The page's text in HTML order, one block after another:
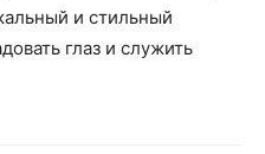
и стильный
глаз и служить